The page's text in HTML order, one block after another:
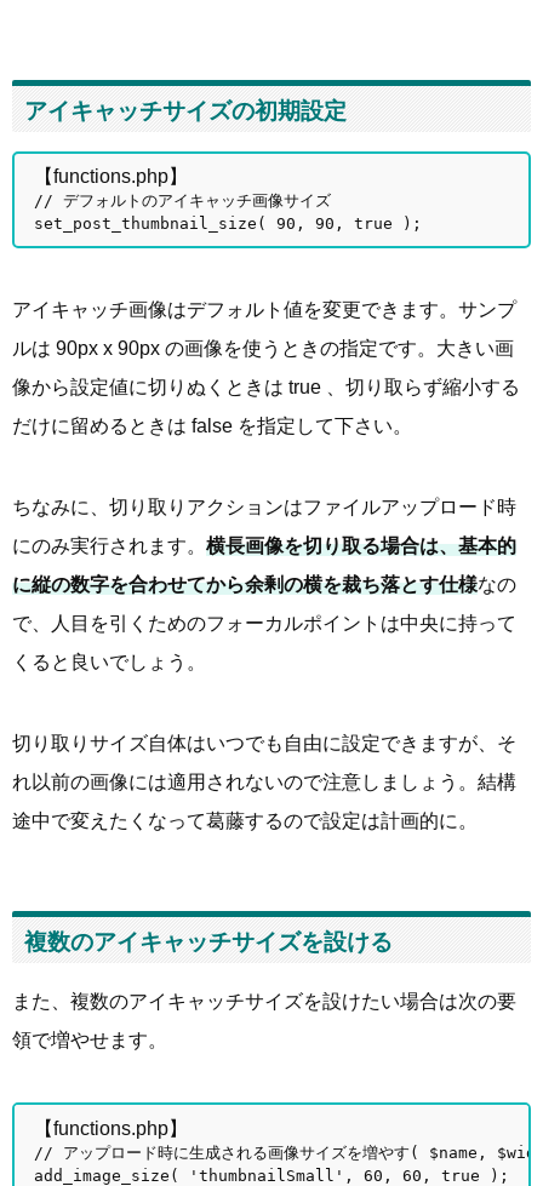
アイキャッチサイズの初期設定
【functions.php】
// デフォルトのアイキャッチ画像サイズ
set_post_thumbnail_size( 90, 90, true );
アイキャッチ画像はデフォルト値を変更できます。サンプ
ルは 90px x 90px の画像を使うときの指定です。大きい画
像から設定値に切りぬくときは true 、切り取らず縮小する
だけに留めるときは false を指定して下さい。
ちなみに、切り取りアクションはファイルアップロード時
にのみ実行されます。 横長画像を切り取る場合は、基本的
に縦の数字を合わせてから余剰の横を裁ち落とす仕様なの
で、人目を引くためのフォーカルポイントは中央に持って
くると良いでしょう。
切り取りサイズ自体はいつでも自由に設定できますが、そ
れ以前の画像には適用されないので注意しましょう。結構
途中で変えたくなって葛藤するので設定は計画的に。
複数のアイキャッチサイズを設ける
また、複数のアイキャッチサイズを設けたい場合は次の要
領で増やせます。
【functions.php】
// アップロード時に生成される画像サイズを増やす( $name,
add_image_size( 'thumbnailSmall', 60, 60, true );